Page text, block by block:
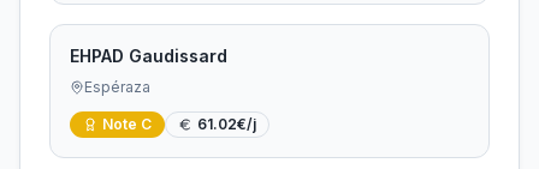
EHPAD Gaudissard
Espéraza
Note C 61.02€/j